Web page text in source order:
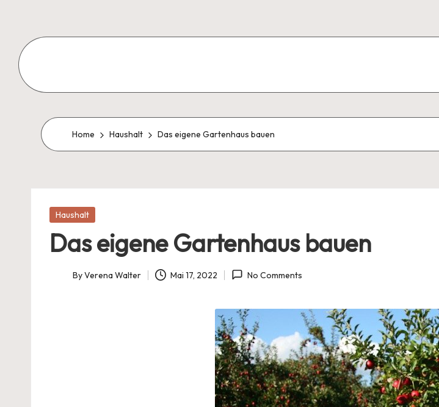
content
Chance
Home Haushalt Das eigene Gartenhaus bauen
Posted
Haushalt
Das eigene Gartenhaus bauen
Posted
ByVerena Walter Mai 17, 2022 No Comments